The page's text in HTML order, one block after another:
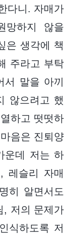
다니. 자매가
망하지 않을
은 생각에 책
주라고 부탁
서 말을 아끼
않으려고 했
하고 떳떳하
음은 진퇴양
운데 저는 하
레슬리 자매
히 알면서도
, 저의 문제가
식하도록 저